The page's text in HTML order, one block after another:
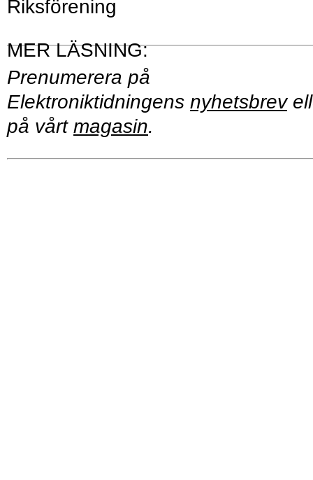
Riksförening
Prenumerera på
Elektroniktidningens nyhetsbrev
på vårt magasin.